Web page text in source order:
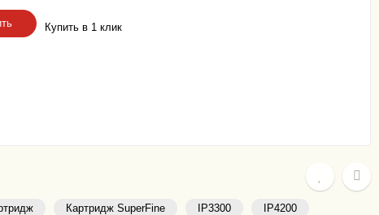
Купить в 1 клик
Картридж SuperFine IP3300
IP4200